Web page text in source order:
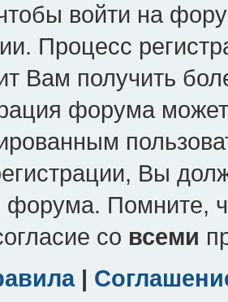
войти на
Процесс
Вам получить
форума может
Вы
форума. Помните,
со всеми
|